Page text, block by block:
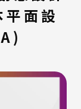
面設